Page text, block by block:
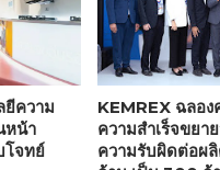
ยีความ
หน้า
โจทย์
KEMREX ฉลอ
ความสำเร็จขยา
ความรับผิดต่อผ